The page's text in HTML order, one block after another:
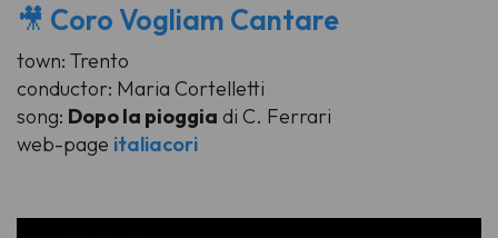
🎥 Coro Vogliam Cantare
town: Trento
conductor: Maria Cortelletti
song: Dopo la pioggia di C. Ferrari
web-page italiacori